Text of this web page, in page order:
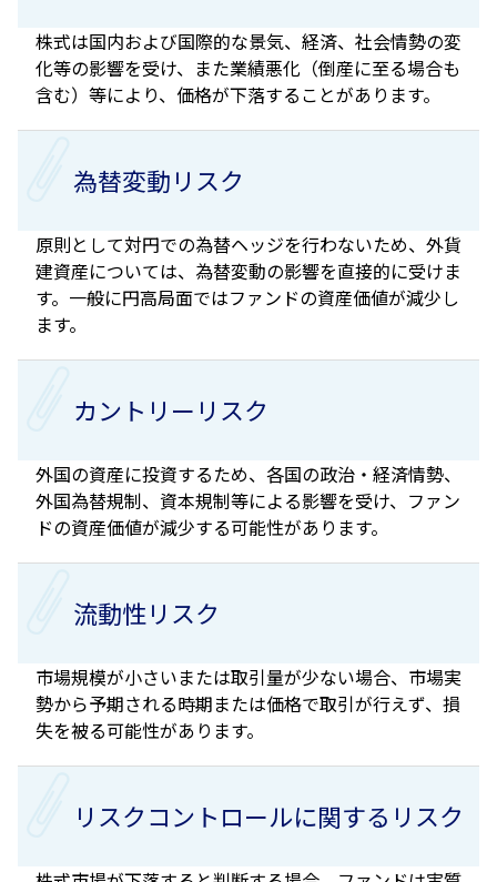
株式は国内および国際的な景気、経済、社会情勢の変
化等の影響を受け、また業績悪化（倒産に至る場合も
含む）等により、価格が下落することがあります。
為替変動リスク
原則として対円での為替ヘッジを行わないため、外貨
建資産については、為替変動の影響を直接的に受けま
す。一般に円高局面ではファンドの資産価値が減少し
ます。
カントリーリスク
外国の資産に投資するため、各国の政治・経済情勢、
外国為替規制、資本規制等による影響を受け、ファン
ドの資産価値が減少する可能性があります。
流動性リスク
市場規模が小さいまたは取引量が少ない場合、市場実
勢から予期される時期または価格で取引が行えず、損
失を被る可能性があります。
リスクコントロールに関するリスク